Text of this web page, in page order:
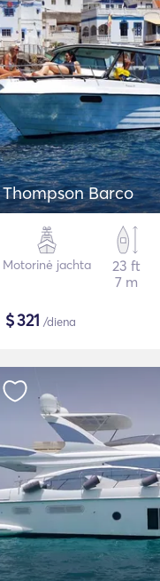
Thompson Barco
Motorinė jachta
23 ft
7 m
$321 /diena